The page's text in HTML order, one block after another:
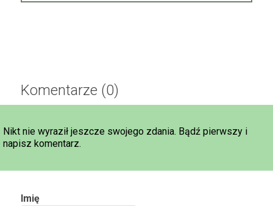
Komentarze (0)
Nikt nie wyraził jeszcze swojego zdania. Bądź pierwszy i
napisz komentarz.
Imię